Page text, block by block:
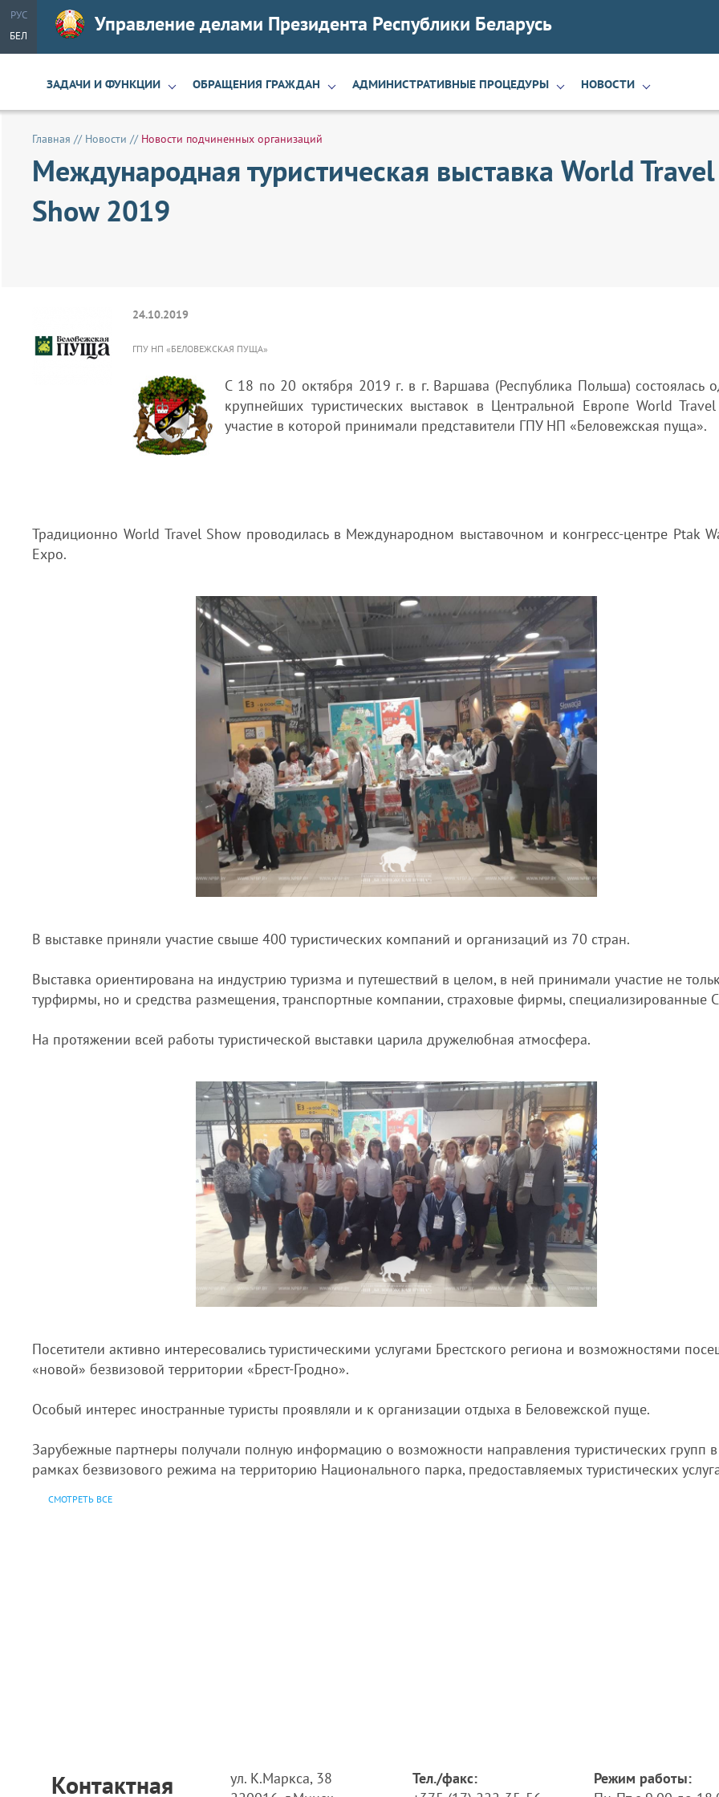
РУС
БЕЛ
Управление делами Президента Республики Беларусь
ЗАДАЧИ И ФУНКЦИИ ОБРАЩЕНИЯ ГРАЖДАН АДМИНИСТРАТИВНЫЕ ПРОЦЕДУРЫ НОВОСТИ
Главная // Новости // Новости подчиненных организаций
Международная туристическая выставка World Travel
Show 2019
24.10.2019
ГПУ НП «БЕЛОВЕЖСКАЯ ПУЩА»
С 18 по 20 октября 2019 г. в г. Варшава (Республика Польша) состоялась
крупнейших туристических выставок в Центральной Европе World
участие в которой принимали представители ГПУ НП «Беловежская пуща».
Традиционно World Travel Show проводилась в Международном выставочном и конгресс-центре Ptak
Expo.
В выставке приняли участие свыше 400 туристических компаний и организаций из 70 стран.
Выставка ориентирована на индустрию туризма и путешествий в целом, в ней принимали участие не
турфирмы, но и средства размещения, транспортные компании, страховые фирмы, специализированные
На протяжении всей работы туристической выставки царила дружелюбная атмосфера.
Посетители активно интересовались туристическими услугами Брестского региона и возможностями
«новой» безвизовой территории «Брест-Гродно».
Особый интерес иностранные туристы проявляли и к организации отдыха в Беловежской пуще.
Зарубежные партнеры получали полную информацию о возможности направления туристических групп в
рамках безвизового режима на территорию Национального парка, предоставляемых туристических
СМОТРЕТЬ ВСЕ
Контактная
ул. К.Маркса, 38
Тел./факс:
Режим работы: